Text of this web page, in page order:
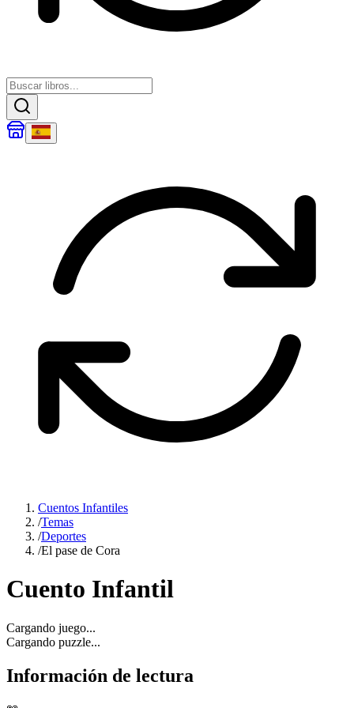
Cuentos Infantiles
/Temas
/Deportes
/El pase de Cora
Cuento Infantil
Cargando juego...
Cargando puzzle...
Información de lectura